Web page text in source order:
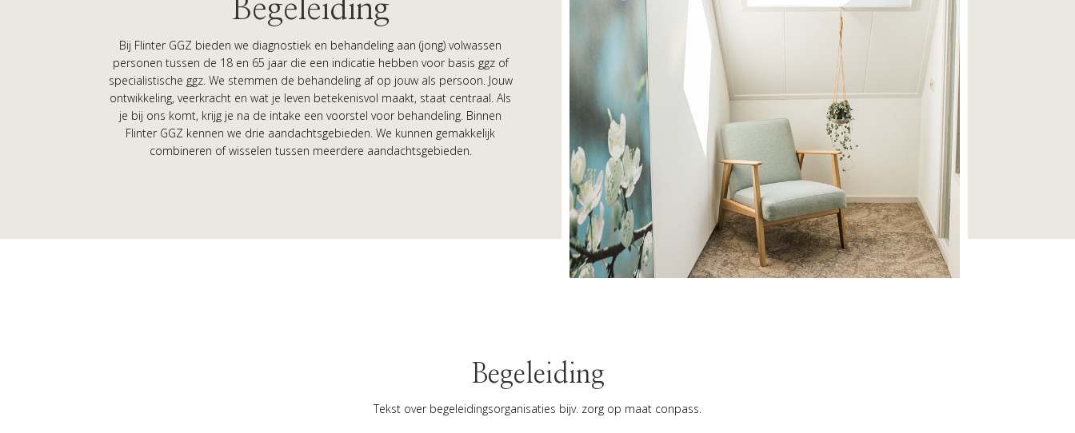
Begeleiding
Bij Flinter GGZ bieden we diagnostiek en behandeling aan (jong) volwassen
personen tussen de 18 en 65 jaar die een indicatie hebben voor basis ggz of
specialistische ggz. We stemmen de behandeling af op jouw als persoon. Jouw
ontwikkeling, veerkracht en wat je leven betekenisvol maakt, staat centraal. Als
je bij ons komt, krijg je na de intake een voorstel voor behandeling. Binnen
Flinter GGZ kennen we drie aandachtsgebieden. We kunnen gemakkelijk
combineren of wisselen tussen meerdere aandachtsgebieden.
Begeleiding
Tekst over begeleidingsorganisaties bijv. zorg op maat conpass.